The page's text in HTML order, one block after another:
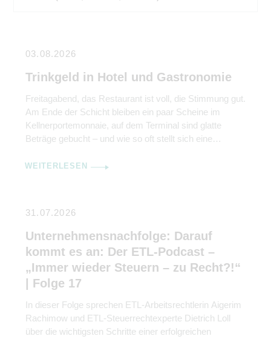
03.08.2026
Trinkgeld in Hotel und Gastronomie
Freitagabend, das Restaurant ist voll, die Stimmung gut.
Am Ende der Schicht bleiben ein paar Scheine im
Kellnerportemonnaie, auf dem Terminal sind glatte
Beträge gebucht – und wie so oft stellt sich eine
eigentlich, und wie bleibt es steuerfrei? Was im
WEITERLESEN
31.07.2026
Unternehmensnachfolge: Darauf
kommt es an: Der ETL-Podcast –
„Immer wieder Steuern – zu Recht?!“
| Folge 17
In dieser Folge sprechen ETL-Arbeitsrechtlerin Aigerim
Rachimow und ETL-Steuerrechtexperte Dietrich Loll
über die wichtigsten Schritte einer erfolgreichen